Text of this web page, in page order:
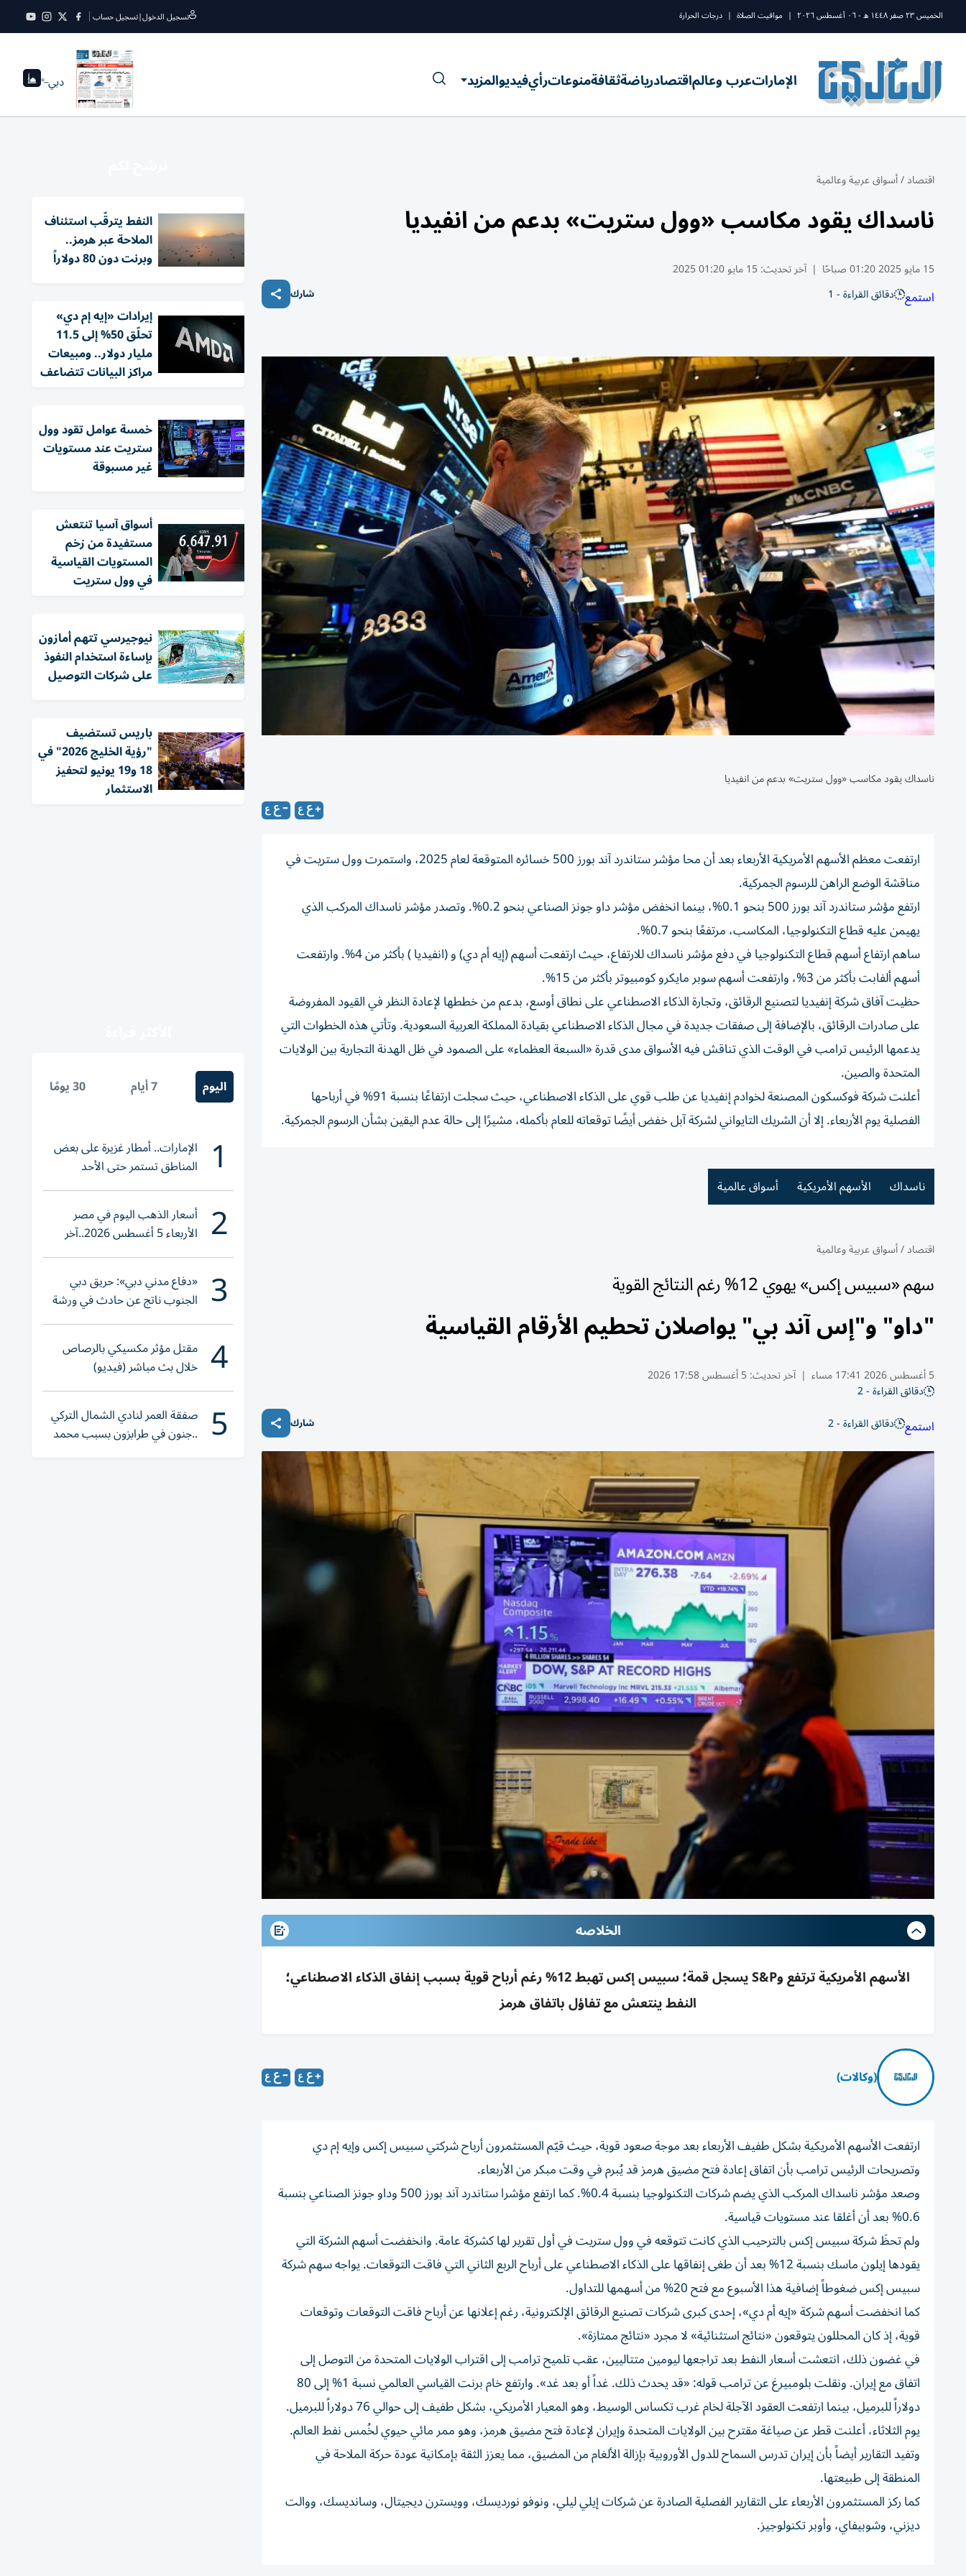
الخميس ٢٣ صفر ١٤٤٨ ه - ٠٦ أغسطس ٢٠٢٦ | مواقيت الصلاة | درجات الحرارة تسجيل الدخول|تسجيل حساب
الإماراتعرب وعالماقتصادرياضةثقافةمنوعاترأيفيديوالمزيد دبي--°
اقتصاد/أسواق عربية وعالمية
ناسداك يقود مكاسب «وول ستريت» بدعم من انفيديا
15 مايو 2025 01:20 صباحًا | آخر تحديث:15 مايو 01:20 2025
استمع دقائق القراءة - 1 شارك
ناسداك يقود مكاسب «وول ستريت» بدعم من انفيديا
ارتفعت معظم الأسهم الأمريكية الأربعاء بعد أن محا مؤشر ستاندرد آند بورز 500 خسائره المتوقعة لعام 2025، واستمرت وول ستريت في
مناقشة الوضع الراهن للرسوم الجمركية.
ارتفع مؤشر ستاندرد آند بورز 500 بنحو 0.1%، بينما انخفض مؤشر داو جونز الصناعي بنحو 0.2%. وتصدر مؤشر ناسداك المركب الذي
يهيمن عليه قطاع التكنولوجيا، المكاسب، مرتفعًا بنحو 0.7%.
ساهم ارتفاع أسهم قطاع التكنولوجيا في دفع مؤشر ناسداك للارتفاع، حيث ارتفعت أسهم (إيه أم دي) و (انفيديا ) بأكثر من 4%. وارتفعت
أسهم ألفابت بأكثر من 3%، وارتفعت أسهم سوبر مايكرو كومبيوتر بأكثر من 15%.
حظيت آفاق شركة إنفيديا لتصنيع الرقائق، وتجارة الذكاء الاصطناعي على نطاق أوسع، بدعم من خططها لإعادة النظر في القيود المفروضة
على صادرات الرقائق، بالإضافة إلى صفقات جديدة في مجال الذكاء الاصطناعي بقيادة المملكة العربية السعودية. وتأتي هذه الخطوات التي
يدعمها الرئيس ترامب في الوقت الذي تناقش فيه الأسواق مدى قدرة «السبعة العظماء» على الصمود في ظل الهدنة التجارية بين الولايات
المتحدة والصين.
أعلنت شركة فوكسكون المصنعة لخوادم إنفيديا عن طلب قوي على الذكاء الاصطناعي، حيث سجلت ارتفاعًا بنسبة 91% في أرباحها
الفصلية يوم الأربعاء. إلا أن الشريك التايواني لشركة آبل خفض أيضًا توقعاته للعام بأكمله، مشيرًا إلى حالة عدم اليقين بشأن الرسوم الجمركية.
ناسداك الأسهم الأمريكية أسواق عالمية
اقتصاد/أسواق عربية وعالمية
سهم «سبيس إكس» يهوي 12% رغم النتائج القوية
"داو" و"إس آند بي" يواصلان تحطيم الأرقام القياسية
5 أغسطس 2026 17:41 مساء | آخر تحديث:5 أغسطس 17:58 2026
دقائق القراءة - 2
استمع دقائق القراءة - 2 شارك
الخلاصه
الأسهم الأمريكية ترتفع وS&P يسجل قمة؛ سبيس إكس تهبط 12% رغم أرباح قوية بسبب إنفاق الذكاء الاصطناعي؛
النفط ينتعش مع تفاؤل باتفاق هرمز
(وكالات)
ارتفعت الأسهم الأمريكية بشكل طفيف الأربعاء بعد موجة صعود قوية، حيث قيّم المستثمرون أرباح شركتي سبيس إكس وإيه إم دي
وتصريحات الرئيس ترامب بأن اتفاق إعادة فتح مضيق هرمز قد يُبرم في وقت مبكر من الأربعاء.
وصعد مؤشر ناسداك المركب الذي يضم شركات التكنولوجيا بنسبة 0.4%. كما ارتفع مؤشرا ستاندرد آند بورز 500 وداو جونز الصناعي بنسبة
0.6% بعد أن أغلقا عند مستويات قياسية.
ولم تحظَ شركة سبيس إكس بالترحيب الذي كانت تتوقعه في وول ستريت في أول تقرير لها كشركة عامة. وانخفضت أسهم الشركة التي
يقودها إيلون ماسك بنسبة 12% بعد أن طغى إنفاقها على الذكاء الاصطناعي على أرباح الربع الثاني التي فاقت التوقعات. يواجه سهم شركة
سبيس إكس ضغوطاً إضافية هذا الأسبوع مع فتح 20% من أسهمها للتداول.
كما انخفضت أسهم شركة «إيه أم دي»، إحدى كبرى شركات تصنيع الرقائق الإلكترونية، رغم إعلانها عن أرباح فاقت التوقعات وتوقعات
قوية، إذ كان المحللون يتوقعون «نتائج استثنائية» لا مجرد «نتائج ممتازة».
في غضون ذلك، انتعشت أسعار النفط بعد تراجعها ليومين متتاليين، عقب تلميح ترامب إلى اقتراب الولايات المتحدة من التوصل إلى
اتفاق مع إيران. ونقلت بلومبيرغ عن ترامب قوله: «قد يحدث ذلك. غداً أو بعد غد». وارتفع خام برنت القياسي العالمي نسبة 1% إلى 80
دولاراً للبرميل، بينما ارتفعت العقود الآجلة لخام غرب تكساس الوسيط، وهو المعيار الأمريكي، بشكل طفيف إلى حوالي 76 دولاراً للبرميل.
يوم الثلاثاء، أعلنت قطر عن صياغة مقترح بين الولايات المتحدة وإيران لإعادة فتح مضيق هرمز، وهو ممر مائي حيوي لخُمس نفط العالم.
وتفيد التقارير أيضاً بأن إيران تدرس السماح للدول الأوروبية بإزالة الألغام من المضيق، مما يعزز الثقة بإمكانية عودة حركة الملاحة في
المنطقة إلى طبيعتها.
كما ركز المستثمرون الأربعاء على التقارير الفصلية الصادرة عن شركات إيلي ليلي، ونوفو نورديسك، وويسترن ديجيتال، وسانديسك، ووالت
ديزني، وشوبيفاي، وأوبر تكنولوجيز.
النفط يترقّب استئناف
الملاحة عبر هرمز..
وبرنت دون 80 دولاراً
إيرادات «إيه إم دي»
تحلّق 50% إلى 11.5
مليار دولار.. ومبيعات
مراكز البيانات تتضاعف
خمسة عوامل تقود وول
ستريت عند مستويات
غير مسبوقة
أسواق آسيا تنتعش
مستفيدة من زخم
المستويات القياسية
في وول ستريت
نيوجيرسي تتهم أمازون
بإساءة استخدام النفوذ
على شركات التوصيل
باريس تستضيف
"رؤية الخليج 2026" في
18 و19 يونيو لتحفيز
الاستثمار
اليوم 7 أيام 30 يومًا
1 الإمارات.. أمطار غزيرة على بعض
المناطق تستمر حتى الأحد
2 أسعار الذهب اليوم في مصر
الأربعاء 5 أغسطس 2026..آخر
تحديث لعيار 21
3 «دفاع مدني دبي»: حريق دبي
الجنوب ناتج عن حادث في ورشة
ولا إصابات
4 مقتل مؤثر مكسيكي بالرصاص
خلال بث مباشر (فيديو)
5 صفقة العمر لنادي الشمال التركي
..جنون في طرابزون بسبب محمد